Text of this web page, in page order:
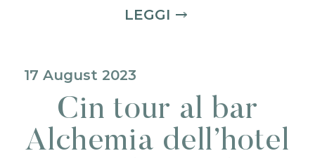
LEGGI
17 August 2023
Cin tour al bar
Alchemia dell’hotel